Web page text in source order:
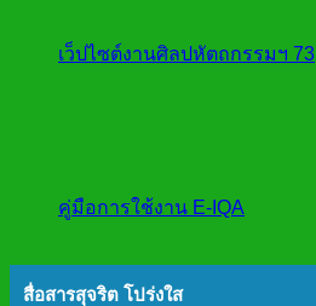
เว็ปไซต์งานศิลปหัตถกรรมฯ 73
คู่มือการใช้งาน E-IQA
สื่อสารสุจริต โปร่งใส